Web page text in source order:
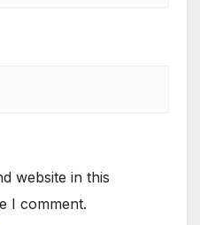
website in this
I comment.